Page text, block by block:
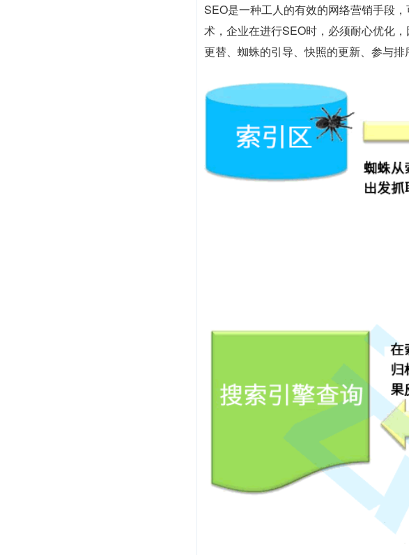
SEO是一种工人的有效的网络营销手段
术，企业在进行SEO时，必须耐心优化
更替、蜘蛛的引导、快照的更新、参与排